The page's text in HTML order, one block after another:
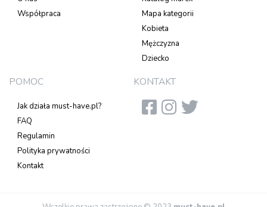
Współpraca
Mapa kategorii
Kobieta
Mężczyzna
Dziecko
POMOC
Jak działa must-have.pl?
FAQ
Regulamin
Polityka prywatności
Kontakt
KONTAKT